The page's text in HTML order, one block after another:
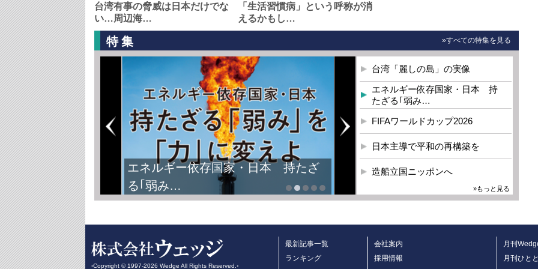
台湾有事の脅威は日本だけでな
い…周辺海…
「生活習慣病」という呼称が消
えるかもし…
特集 »すべての特集を見る
エネルギー依存国家・日本 持たざ
る｢弱み…
台湾「麗しの島」の実像
エネルギー依存国家・日本 持
たざる｢弱み…
FIFAワールドカップ2026
日本主導で平和の再構築を
造船立国ニッポンへ
»もっと見る
‹Copyright © 1997-2026 Wedge All Rights Reserved.›
最新記事一覧
ランキング
会社案内
採用情報
月刊
月刊ひと